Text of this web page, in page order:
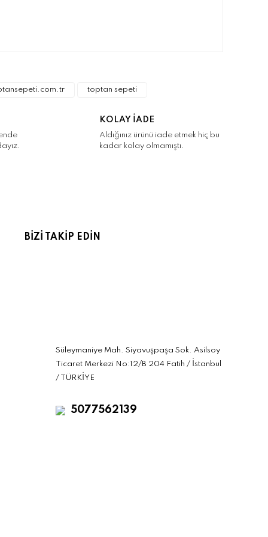
toptan sepeti
KOLAY İADE
Aldığınız ürünü iade etmek hiç bu
kadar kolay olmamıştı.
BİZİ TAKİP EDİN
Süleymaniye Mah. Siyavuşpaşa Sok. Asilsoy
Ticaret Merkezi No:12/B 204 Fatih / İstanbul
/ TÜRKİYE
5077562139